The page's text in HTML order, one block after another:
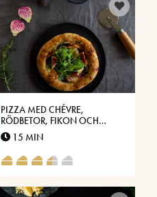
PIZZA MED CHÉVRE,
RÖDBETOR, FIKON OCH
VÄSTERBOTTENSOST®
15 MIN